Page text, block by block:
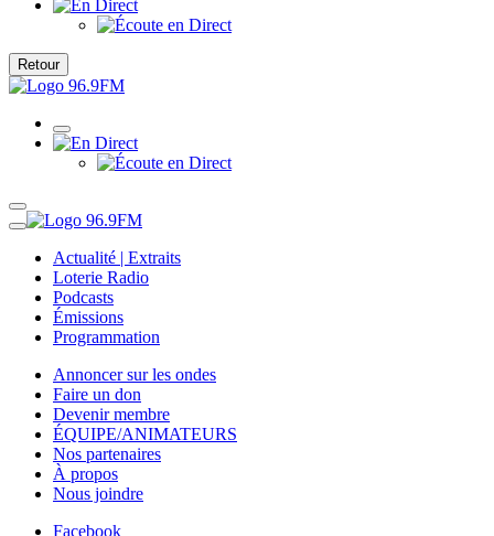
Retour
Actualité | Extraits
Loterie Radio
Podcasts
Émissions
Programmation
Annoncer sur les ondes
Faire un don
Devenir membre
ÉQUIPE/ANIMATEURS
Nos partenaires
À propos
Nous joindre
Facebook